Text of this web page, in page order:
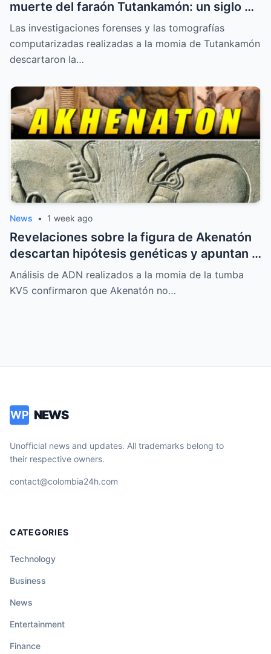
muerte del faraón Tutankamón: un siglo de
investigaciones forenses
Las investigaciones forenses y las tomografías
computarizadas realizadas a la momia de Tutankamón
descartaron la…
News • 1 week ago
Revelaciones sobre la figura de Akenatón
descartan hipótesis genéticas y apuntan a
una ruptura artística y política en el
Antiguo Egipto
Análisis de ADN realizados a la momia de la tumba
KV5 confirmaron que Akenatón no…
WP NEWS
Unofficial news and updates. All trademarks belong to
their respective owners.
contact@colombia24h.com
CATEGORIES
Technology
Business
News
Entertainment
Finance